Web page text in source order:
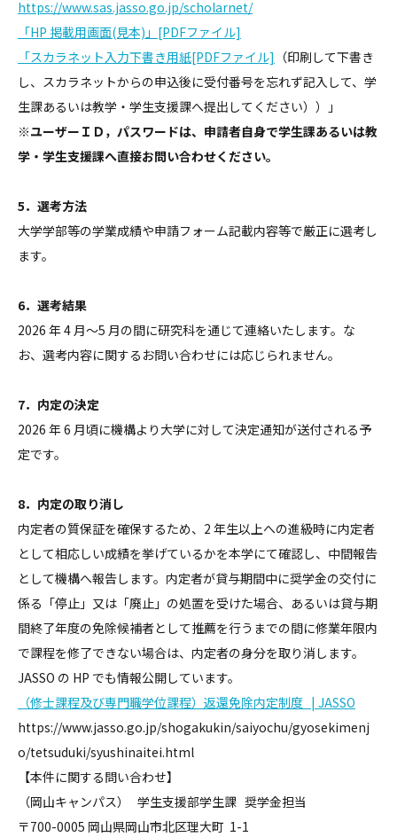
https://www.sas.jasso.go.jp/scholarnet/
「HP 掲載用画面(見本)」[PDFファイル]
「スカラネット入力下書き用紙[PDFファイル] （印刷して下書き
し、スカラネットからの申込後に受付番号を忘れず記入して、学
生課あるいは教学・学生支援課へ提出してください））」
※ユーザーＩＤ，パスワードは、申請者自身で学生課あるいは教
学・学生支援課へ直接お問い合わせください。
5．選考方法
大学学部等の学業成績や申請フォーム記載内容等で厳正に選考し
ます。
6．選考結果
2026 年 4 月～5 月の間に研究科を通じて連絡いたします。な
お、選考内容に関するお問い合わせには応じられません。
7．内定の決定
2026 年 6 月頃に機構より大学に対して決定通知が送付される予
定です。
8．内定の取り消し
内定者の質保証を確保するため、2 年生以上への進級時に内定者
として相応しい成績を挙げているかを本学にて確認し、中間報告
として機構へ報告します。内定者が貸与期間中に奨学金の交付に
係る「停止」又は「廃止」の処置を受けた場合、あるいは貸与期
間終了年度の免除候補者として推薦を行うまでの間に修業年限内
で課程を修了できない場合は、内定者の身分を取り消します。
JASSO の HP でも情報公開しています。
（修士課程及び専門職学位課程）返還免除内定制度 | JASSO
https://www.jasso.go.jp/shogakukin/saiyochu/gyosekimenj
o/tetsuduki/syushinaitei.html
【本件に関する問い合わせ】
（岡山キャンパス） 学生支援部学生課 奨学金担当
〒700-0005 岡山県岡山市北区理大町 1-1